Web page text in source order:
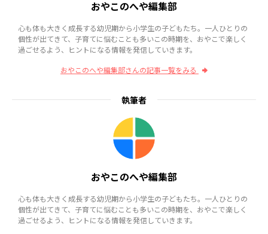
おやこのへや編集部
心も体も大きく成長する幼児期から小学生の子どもたち。一人ひとりの
個性が出てきて、子育てに悩むことも多いこの時期を、おやこで楽しく
過ごせるよう、ヒントになる情報を発信していきます。
おやこのへや編集部さんの記事一覧をみる
執筆者
おやこのへや編集部
心も体も大きく成長する幼児期から小学生の子どもたち。一人ひとりの
個性が出てきて、子育てに悩むことも多いこの時期を、おやこで楽しく
過ごせるよう、ヒントになる情報を発信していきます。